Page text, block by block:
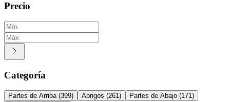
Precio
Categoría
Partes de Arriba (399) Abrigos (261) Partes de Abajo (171)